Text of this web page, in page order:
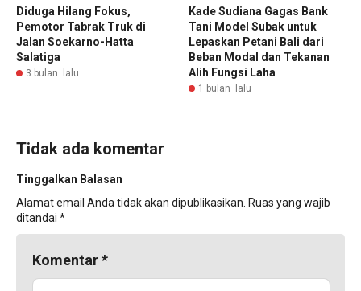
Diduga Hilang Fokus,
Pemotor Tabrak Truk di
Jalan Soekarno-Hatta
Salatiga
3 bulan lalu
Kade Sudiana Gagas Bank
Tani Model Subak untuk
Lepaskan Petani Bali dari
Beban Modal dan Tekanan
Alih Fungsi Laha
1 bulan lalu
Tidak ada komentar
Tinggalkan Balasan
Alamat email Anda tidak akan dipublikasikan. Ruas yang wajib
ditandai *
Komentar*